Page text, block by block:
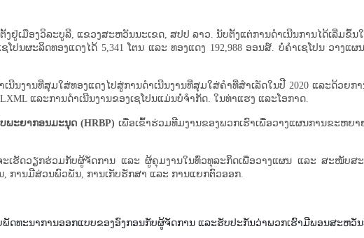
ເມືອງວິລະບູລີ, ແຂວງສະຫວັນນະເຂດ, ສປປ ລາວ. ນັບຕັ້ງແຕ່ການດໍາເນີນການໄດ້ເລີ່ມຂຶ້ນໃນ
ປນຜະລິດທອງແດງໄດ້ 5,341 ໂຕນ ແລະ ທອງແດງ 192,988 ອອນສ໌. ບໍ່ຄຳເຊໂປນ ວາງແ
ນງານທີ່ສຸມໃສ່ທອງແດງໄປສູ່ການດໍາເນີນງານທີ່ສຸມໃສ່ຄໍາທີ່ສໍາເລັດໃນປີ 2020 ແລະດ້ວຍກ
ແລະການດໍາເນີນງານຂອງເຊໂປນແມ່ນບໍ່ຈໍາກັດ. ໃນທ່າແຮງ ແລະໂອກາດ.
ພະຍາກອນມະນຸດ (HRBP) ເພື່ອເຂົ້າຮ່ວມທີມງານຂອງພວກເຮົາເພື່ອວາງແຜນການຂະຫຍ
ຮັດວຽກຮ່ວມກັບຜູ້ຈັດການ ແລະ ຜູ້ຄຸມງານໃນທົ່ວທຸລະກິດເພື່ອວາງແຜນ ແລະ ສະໜັບສ
ານມີສ່ວນພົວພັນ, ການເກັບຮັກສາ ແລະ ການແຍກຕົວອອກ.
ດທະນາການອອກແບບຂອງອົງກອນກັບຜູ້ຈັດການ ແລະຮັບປະກັນວ່າພວກເຮົາມີພອນສະຫວັ